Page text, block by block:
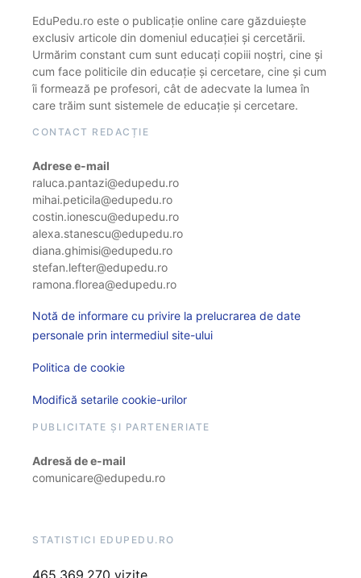
EduPedu.ro este o publicație online care găzduiește
exclusiv articole din domeniul educației și cercetării.
Urmărim constant cum sunt educați copiii noștri, cine și
cum face politicile din educație și cercetare, cine și cum
îi formează pe profesori, cât de adecvate la lumea în
care trăim sunt sistemele de educație și cercetare.
CONTACT REDACȚIE
Adrese e-mail
raluca.pantazi@edupedu.ro
mihai.peticila@edupedu.ro
costin.ionescu@edupedu.ro
alexa.stanescu@edupedu.ro
diana.ghimisi@edupedu.ro
stefan.lefter@edupedu.ro
ramona.florea@edupedu.ro
Notă de informare cu privire la prelucrarea de date
personale prin intermediul site-ului
Politica de cookie
Modifică setarile cookie-urilor
PUBLICITATE ȘI PARTENERIATE
Adresă de e-mail
comunicare@edupedu.ro
STATISTICI EDUPEDU.RO